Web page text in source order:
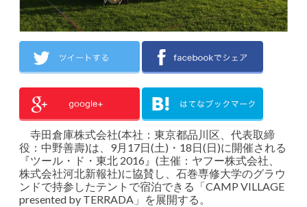
寺田倉庫株式会社(本社：東京都品川区、代表取締
役：中野善壽)は、9月17日(土)・18日(日)に開催される
『ツール・ド・東北 2016』(主催：ヤフー株式会社、
株式会社河北新報社)に協賛し、石巻専修大学のグラウ
ンドで持参したテントで宿泊できる「CAMP VILLAGE
presented by TERRADA」を展開する。